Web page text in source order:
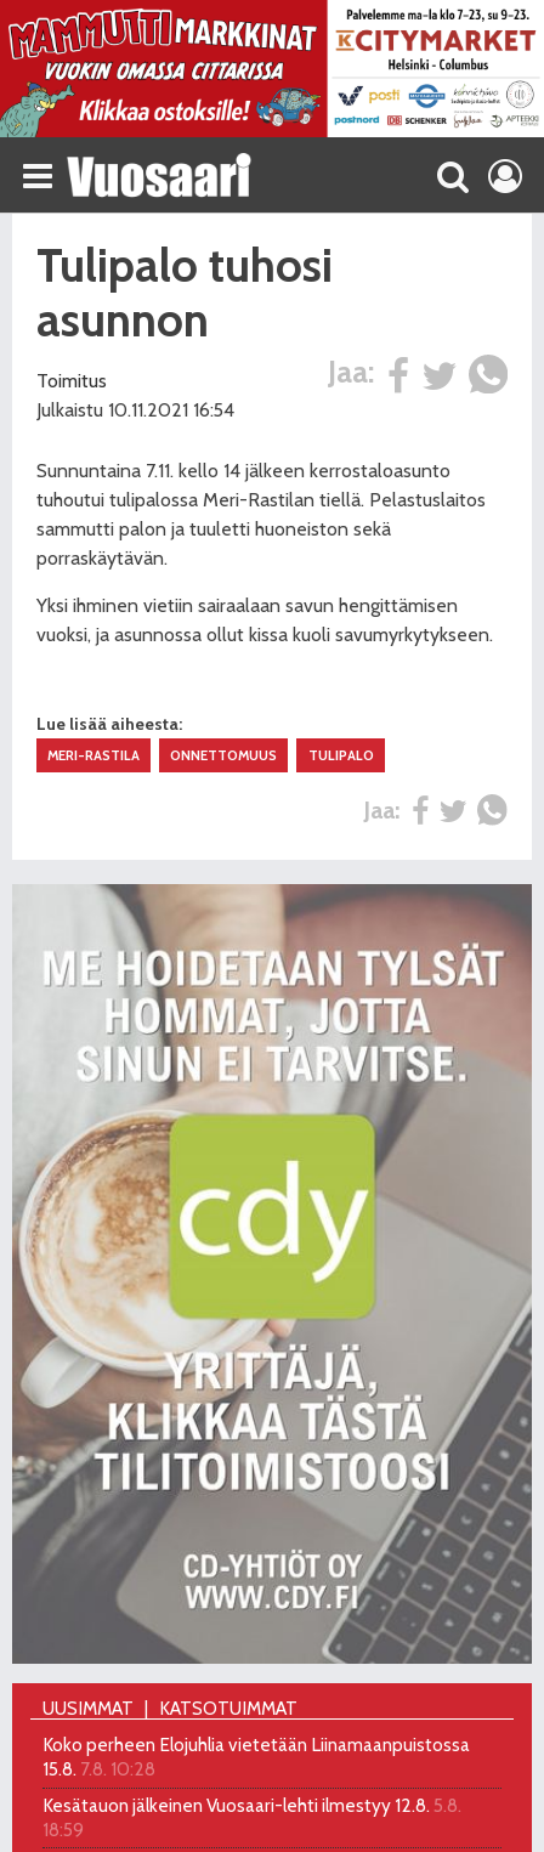
Tulipalo tuhosi
asunnon
Jaa:
Toimitus
Julkaistu 10.11.2021 16:54
Sunnuntaina 7.11. kello 14 jälkeen kerrostaloasunto
tuhoutui tulipalossa Meri-Rastilan tiellä. Pelastuslaitos
sammutti palon ja tuuletti huoneiston sekä
porraskäytävän.
Yksi ihminen vietiin sairaalaan savun hengittämisen
vuoksi, ja asunnossa ollut kissa kuoli savumyrkytykseen.
Lue lisää aiheesta:
MERI-RASTILA ONNETTOMUUS TULIPALO
Jaa:
UUSIMMAT
KATSOTUIMMAT
Koko perheen Elojuhlia vietetään Liinamaanpuistossa
15.8. 7.8. 10:28
Kesätauon jälkeinen Vuosaari-lehti ilmestyy 12.8. 5.8.
18:59